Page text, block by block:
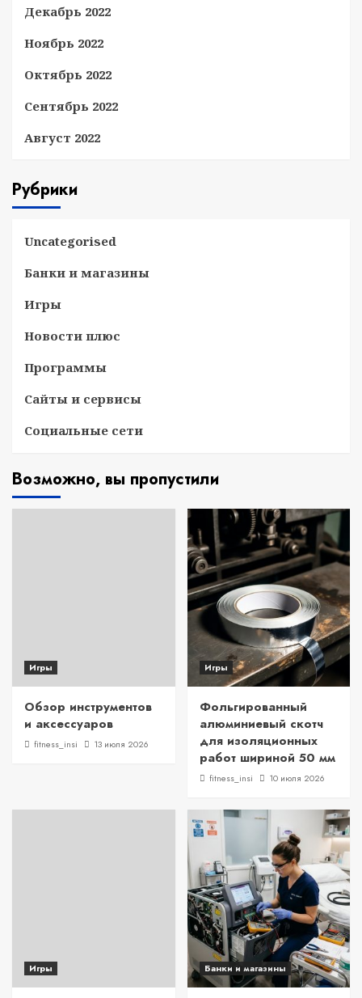
Декабрь 2022
Ноябрь 2022
Октябрь 2022
Сентябрь 2022
Август 2022
Рубрики
Uncategorised
Банки и магазины
Игры
Новости плюс
Программы
Сайты и сервисы
Социальные сети
Возможно, вы пропустили
Игры
Обзор инструментов
и аксессуаров
fitness_insi 13 июля 2026
Игры
Фольгированный
алюминиевый скотч
для изоляционных
работ шириной 50 мм
fitness_insi 10 июля 2026
Игры Банки и магазины